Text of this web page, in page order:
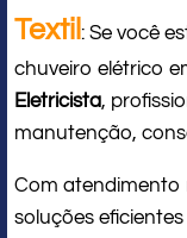
Textil : Se você
chuveiro elétrico
Eletricista,
manutenção,
Com atendimento
soluções